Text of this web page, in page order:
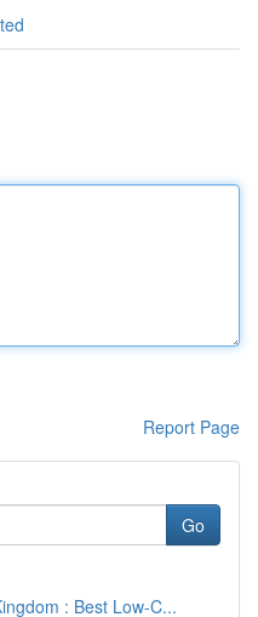
Report Page
Go
: Best Low-C...